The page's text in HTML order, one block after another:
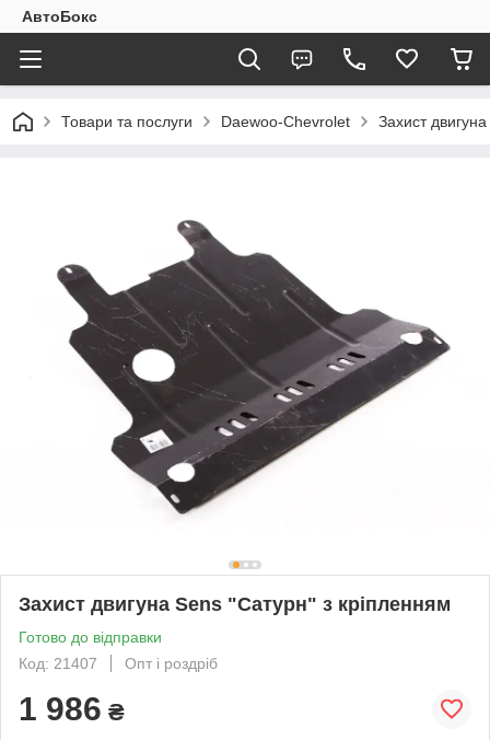
АвтоБокс
Товари та послуги Daewoo-Chevrolet Захист
Захист двигуна Sens "Сатурн" з кріпленням
Готово до відправки
Код: 21407
Опт і роздріб
1 986 ₴